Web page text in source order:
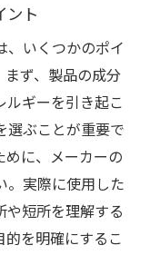
ポリシー
デメリット
情報収集
用品の選び方
ント
、いくつかのポイ
まず、製品の成分
ルギーを引き起こ
選ぶことが重要で
めに、メーカーの
。実際に使用した
や短所を理解する
的を明確にするこ